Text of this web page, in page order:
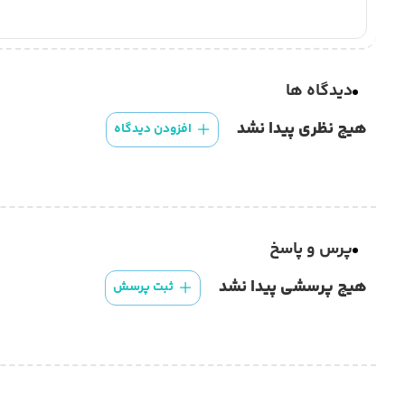
دیدگاه ها
هیچ نظری پیدا نشد
افزودن دیدگاه
پرس و پاسخ
هیچ پرسشی پیدا نشد
ثبت پرسش